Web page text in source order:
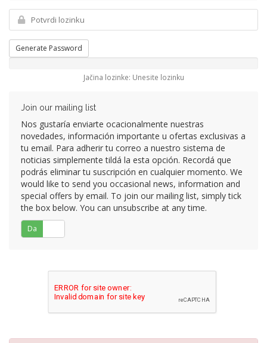
Generate Password
Jačina lozinke: Unesite lozinku
Join our mailing list
Nos gustaría enviarte ocacionalmente nuestras
novedades, información importante u ofertas exclusivas a
tu email. Para adherir tu correo a nuestro sistema de
noticias simplemente tildá la esta opción. Recordá que
podrás eliminar tu suscripción en cualquier momento. We
would like to send you occasional news, information and
special offers by email. To join our mailing list, simply tick
the box below. You can unsubscribe at any time.
Da